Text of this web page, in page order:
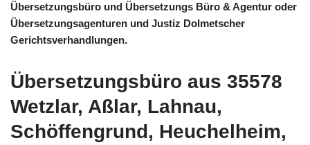
Übersetzungsbüro und Übersetzungs Büro & Agentur oder
Übersetzungsagenturen und Justiz Dolmetscher
Gerichtsverhandlungen.
Übersetzungsbüro aus 35578
Wetzlar, Aßlar, Lahnau,
Schöffengrund, Heuchelheim,